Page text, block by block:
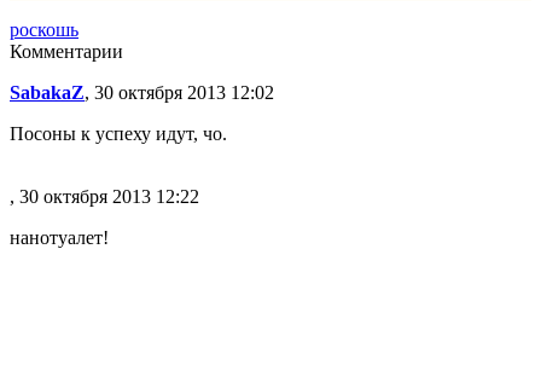
роскошь
Комментарии
SabakaZ, 30 октября 2013 12:02
Посоны к успеху идут, чо.
, 30 октября 2013 12:22
нанотуалет!